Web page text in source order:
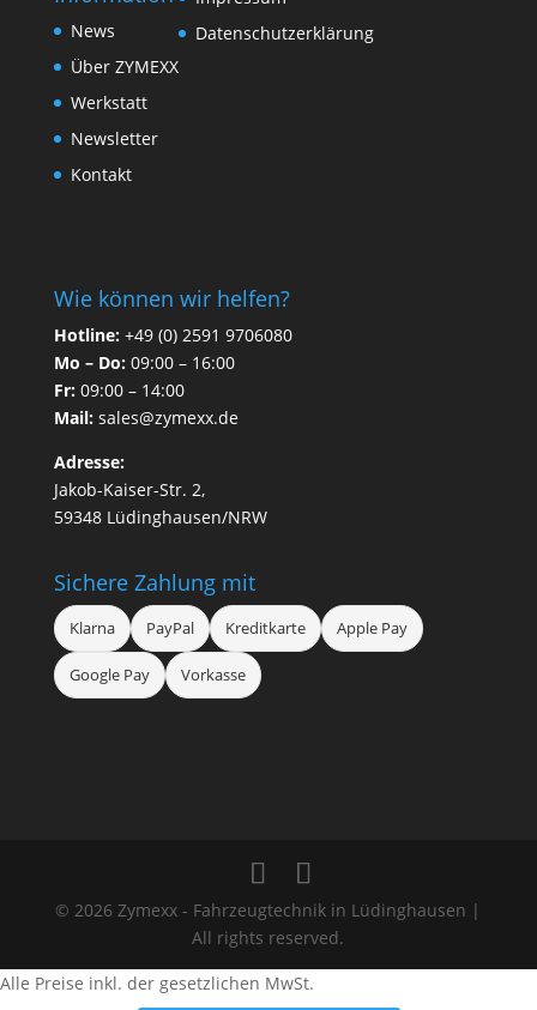
News
Über ZYMEXX
Werkstatt
Newsletter
Kontakt
Datenschutzerklärung
Wie können wir helfen?
Hotline:+49 (0) 2591 9706080
Mo – Do:09:00 – 16:00
Fr:09:00 – 14:00
Mail:sales@zymexx.de
Adresse:
Jakob-Kaiser-Str. 2,
59348 Lüdinghausen/NRW
Sichere Zahlung mit
Klarna PayPal Kreditkarte Apple Pay
Google Pay Vorkasse
© 2026 Zymexx - Fahrzeugtechnik in Lüdinghausen |
All rights reserved.
Alle Preise inkl. der gesetzlichen MwSt.